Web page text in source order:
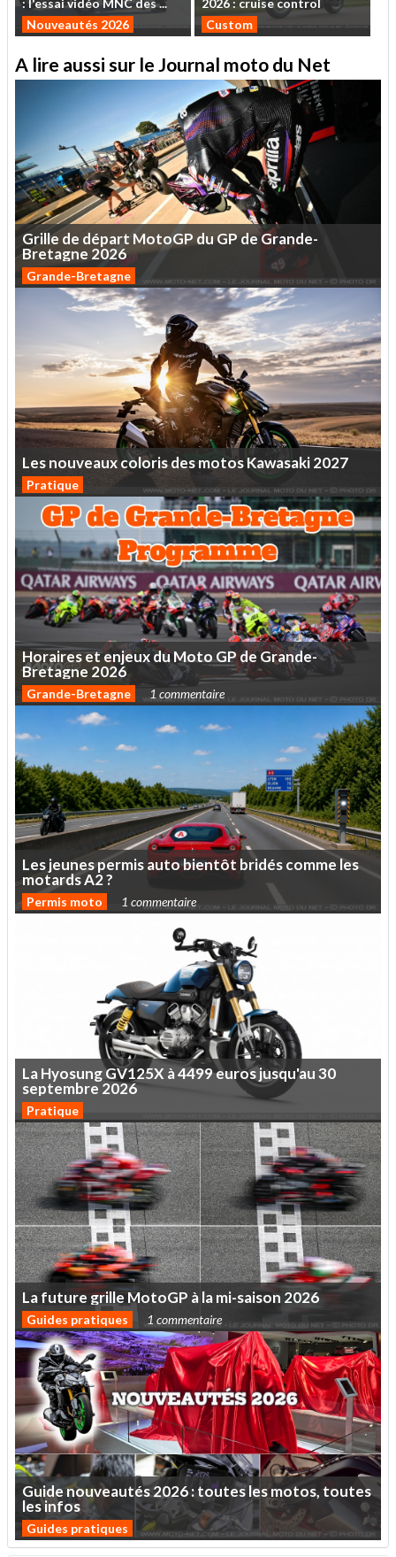
Nouveautés 2026
Custom
A lire aussi sur le Journal moto du Net
Grille de départ MotoGP duGPdeGrande-
Bretagne 2026
Grande-Bretagne
LesnouveauxcolorisdesmotosKawasaki2027
Pratique
HorairesetenjeuxduMotoGPdeGrande-
Bretagne 2026
Grande-Bretagne 1 commentaire
Lesjeunespermisautobientôt bridéscommeles
motardsA2?
Permis moto 1 commentaire
LaHyosungGV125X à4499eurosjusqu'au30
septembre 2026
Pratique
Lafuturegrille MotoGP àlami-saison 2026
Guides pratiques 1 commentaire
Guidenouveautés2026:touteslesmotos,toutes
lesinfos
Guides pratiques